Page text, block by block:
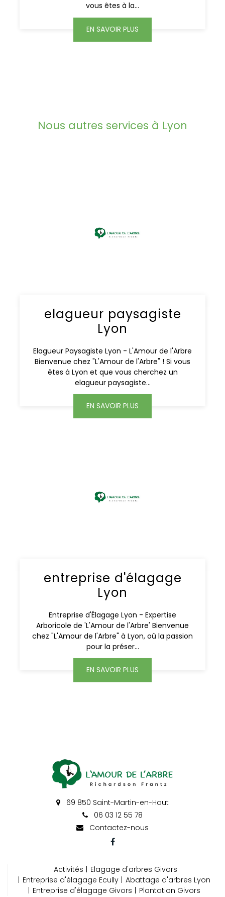
vous êtes à la...
EN SAVOIR PLUS
Nous autres services à Lyon
elagueur paysagiste
Lyon
Elagueur Paysagiste Lyon - L'Amour de l'Arbre
Bienvenue chez "L'Amour de l'Arbre" ! Si vous
êtes à Lyon et que vous cherchez un
elagueur paysagiste...
EN SAVOIR PLUS
entreprise d'élagage
Lyon
Entreprise d'Élagage Lyon - Expertise
Arboricole de 'L'Amour de l'Arbre' Bienvenue
chez "L'Amour de l'Arbre" à Lyon, où la passion
pour la préser...
EN SAVOIR PLUS
69 850 Saint-Martin-en-Haut
06 03 12 55 78
Contactez-nous
Activités
Elagage d'arbres Givors
Entreprise d'élagage Ecully
Abattage d'arbres Lyon
Entreprise d'élagage Givors
Plantation Givors